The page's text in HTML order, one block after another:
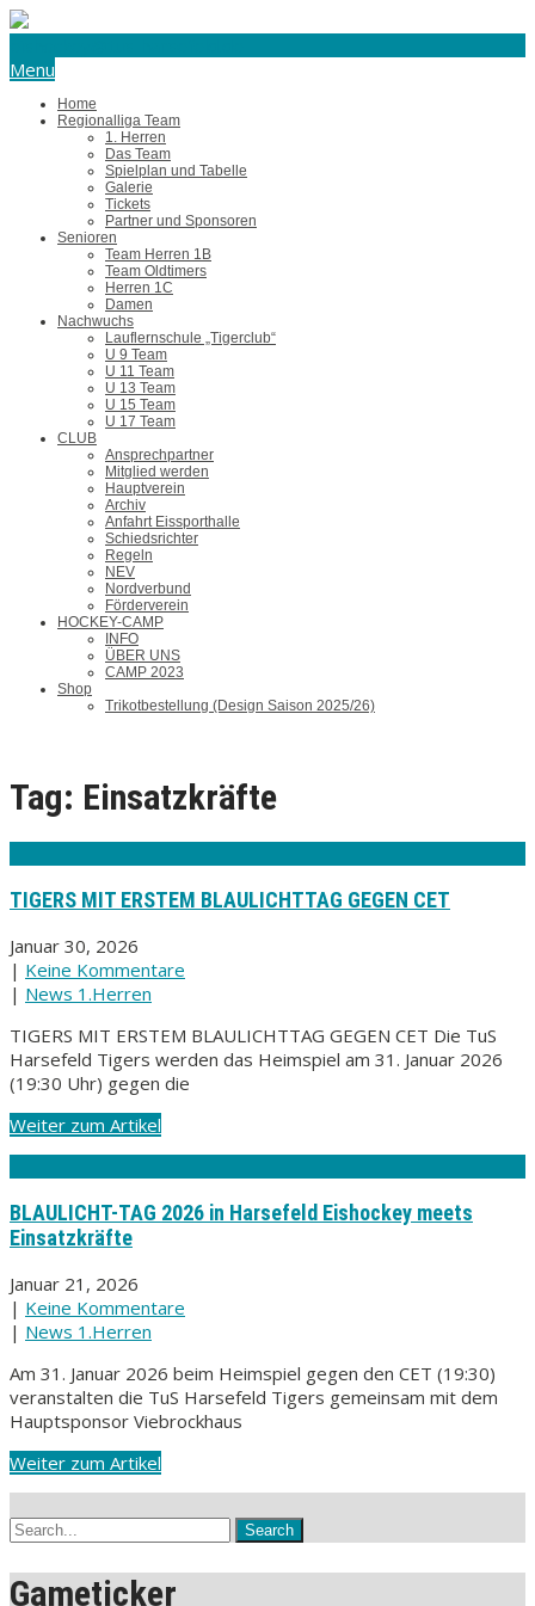
Menu
Home
Regionalliga Team
1. Herren
Das Team
Spielplan und Tabelle
Galerie
Tickets
Partner und Sponsoren
Senioren
Team Herren 1B
Team Oldtimers
Herren 1C
Damen
Nachwuchs
Lauflernschule „Tigerclub“
U 9 Team
U 11 Team
U 13 Team
U 15 Team
U 17 Team
CLUB
Ansprechpartner
Mitglied werden
Hauptverein
Archiv
Anfahrt Eissporthalle
Schiedsrichter
Regeln
NEV
Nordverbund
Förderverein
HOCKEY-CAMP
INFO
ÜBER UNS
CAMP 2023
Shop
Trikotbestellung (Design Saison 2025/26)
Tag: Einsatzkräfte
TIGERS MIT ERSTEM BLAULICHTTAG GEGEN CET
Januar 30, 2026
| Keine Kommentare
| News 1.Herren
TIGERS MIT ERSTEM BLAULICHTTAG GEGEN CET Die TuS
Harsefeld Tigers werden das Heimspiel am 31. Januar 2026
(19:30 Uhr) gegen die
Weiter zum Artikel
BLAULICHT-TAG 2026 in Harsefeld Eishockey meets
Einsatzkräfte
Januar 21, 2026
| Keine Kommentare
| News 1.Herren
Am 31. Januar 2026 beim Heimspiel gegen den CET (19:30)
veranstalten die TuS Harsefeld Tigers gemeinsam mit dem
Hauptsponsor Viebrockhaus
Weiter zum Artikel
Gameticker